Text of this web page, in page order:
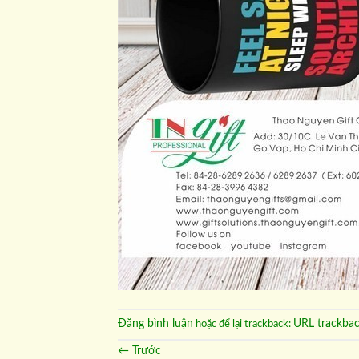
Đăng bình luận hoặc để lại trackback: URL
← Trước